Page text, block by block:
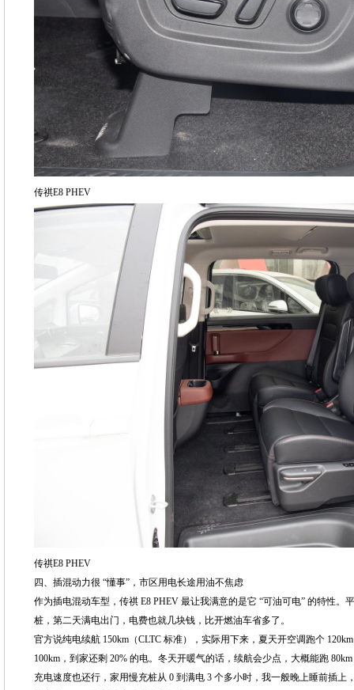
传祺E8 PHEV
传祺E8 PHEV
四、插混动力很 “懂事”，市区用电长途用油不焦虑
作为插电混动车型，传祺 E8 PHEV 最让我满意的是它 “可油可电” 的特性。
桩，第二天满电出门，电费也就几块钱，比开燃油车省多了。
官方说纯电续航 150km（CLTC 标准），实际用下来，夏天开空调跑个
100km，到家还剩 20% 的电。冬天开暖气的话，续航会少点，大概能跑
充电速度也还行，家用慢充桩从 0 到满电 3 个多小时，我一般晚上睡前插上